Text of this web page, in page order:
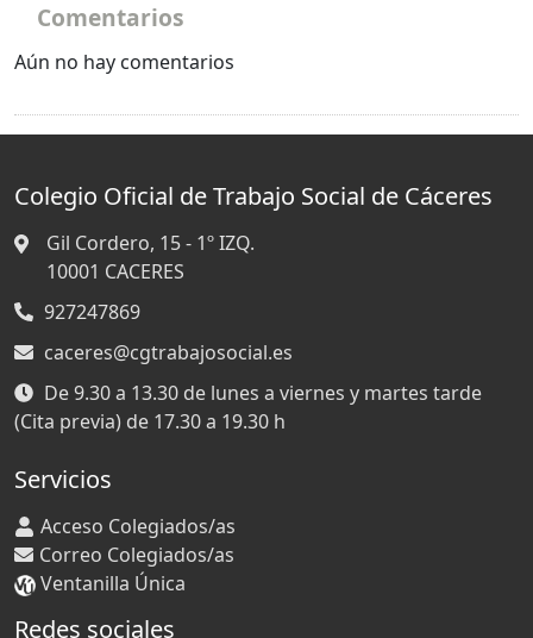
Comentarios
Aún no hay comentarios
Colegio Oficial de Trabajo Social de Cáceres
Gil Cordero, 15 - 1º IZQ.
10001 CACERES
927247869
caceres@cgtrabajosocial.es
De 9.30 a 13.30 de lunes a viernes y martes tarde
(Cita previa) de 17.30 a 19.30 h
Servicios
Acceso Colegiados/as
Correo Colegiados/as
Ventanilla Única
Redes sociales